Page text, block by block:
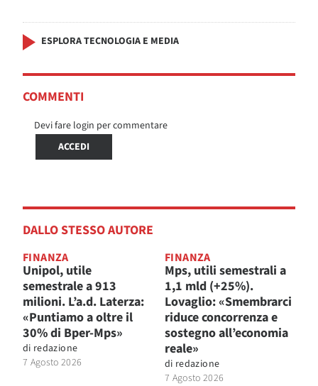
ESPLORA TECNOLOGIA E MEDIA
COMMENTI
Devi fare login per commentare
ACCEDI
DALLO STESSO AUTORE
FINANZA
Unipol, utile
semestrale a 913
milioni. L’a.d. Laterza:
«Puntiamo a oltre il
30% di Bper-Mps»
di redazione
7 Agosto 2026
FINANZA
Mps, utili semestrali a
1,1 mld (+25%).
Lovaglio: «Smembrarci
riduce concorrenza e
sostegno all’economia
reale»
di redazione
7 Agosto 2026